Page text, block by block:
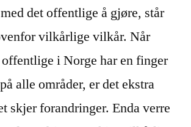
det offentlige å gjøre, står
vilkårlige vilkår. Når
offentlige i Norge har en finger
alle områder, er det ekstra
skjer forandringer. Enda verre